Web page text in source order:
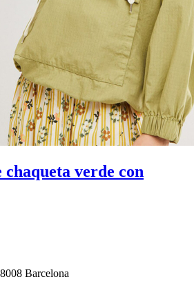
chaqueta verde con
Barcelona